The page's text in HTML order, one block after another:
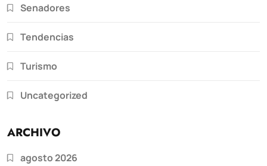
Senadores
Tendencias
Turismo
Uncategorized
ARCHIVO
agosto 2026